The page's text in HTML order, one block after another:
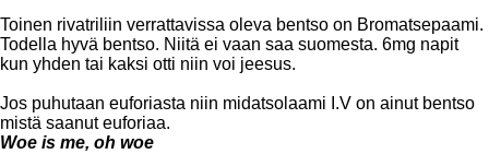
Toinen rivatriliin verrattavissa oleva bentso on Bromatsepaami.
Todella hyvä bentso. Niitä ei vaan saa suomesta. 6mg napit
kun yhden tai kaksi otti niin voi jeesus.
Jos puhutaan euforiasta niin midatsolaami I.V on ainut bentso
mistä saanut euforiaa.
Woe is me, oh woe